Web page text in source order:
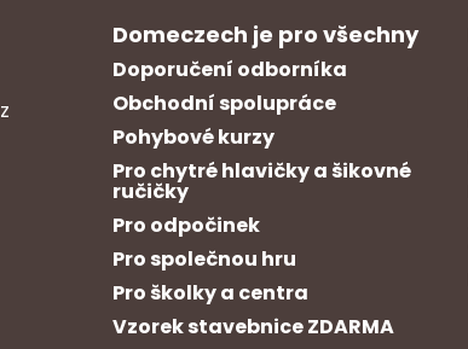
Domeczech je pro všechny
Doporučení odborníka
Obchodní spolupráce
Pohybové kurzy
Pro chytré hlavičky a šikovné
ručičky
Pro odpočinek
Pro společnou hru
Pro školky a centra
Vzorek stavebnice ZDARMA